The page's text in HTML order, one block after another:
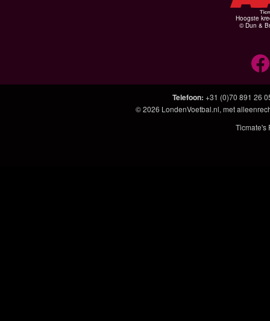
Hoogste
© Dun &
Telefoon: +31 (0)70 891 26
© 2026 LondenVoetbal.nl, met
Ticmate's